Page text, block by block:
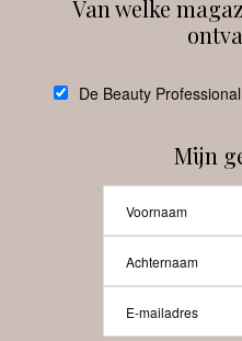
Van welke
De Beauty Professional
Mijn